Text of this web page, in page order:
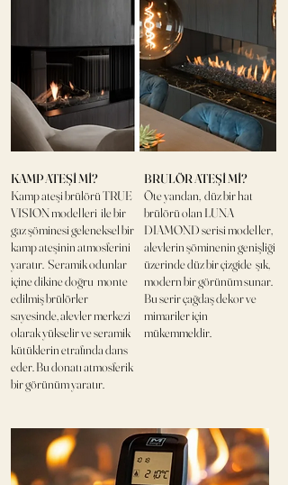
KAMP ATEŞİ Mİ?
Kamp ateşi brülörü TRUE
VISION modelleri ile bir
gaz şöminesi geleneksel bir
kamp ateşinin atmosferini
yaratır. Seramik odunlar
içine dikine doğru monte
edilmiş brülörler
sayesinde, alevler merkezi
olarak yükselir ve seramik
kütüklerin etrafında dans
eder. Bu donatı atmosferik
bir görünüm yaratır.
BRULÖR ATEŞİ Mİ?
Öte yandan, düz bir hat
brülörü olan LUNA
DIAMOND serisi modeller,
alevlerin şöminenin genişliği
üzerinde düz bir çizgide şık,
modern bir görünüm sunar.
Bu serir çağdaş dekor ve
mimariler için
mükemmeldir.